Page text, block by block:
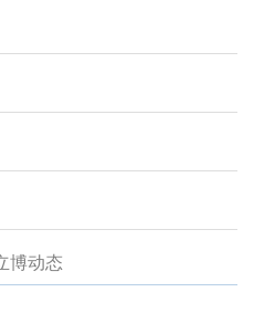
博动态